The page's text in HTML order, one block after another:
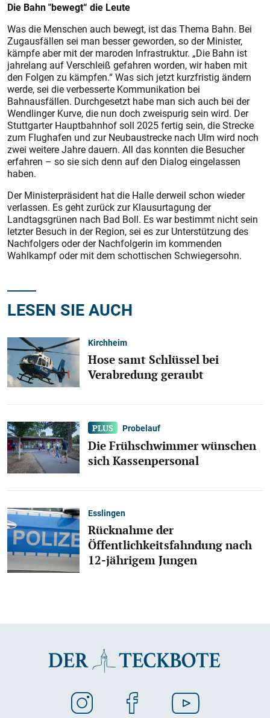
Die Bahn "bewegt“ die Leute
Was die Menschen auch bewegt, ist das Thema Bahn. Bei
Zugausfällen sei man besser geworden, so der Minister,
kämpfe aber mit der maroden Infrastruktur. „Die Bahn ist
jahrelang auf Verschleiß gefahren worden, wir haben mit
den Folgen zu kämpfen.“ Was sich jetzt kurzfristig ändern
werde, sei die verbesserte Kommunikation bei
Bahnausfällen. Durchgesetzt habe man sich auch bei der
Wendlinger Kurve, die nun doch zweispurig sein wird. Der
Stuttgarter Hauptbahnhof soll 2025 fertig sein, die Strecke
zum Flughafen und zur Neubaustrecke nach Ulm wird noch
zwei weitere Jahre dauern. All das konnten die Besucher
erfahren – so sie sich denn auf den Dialog eingelassen
haben.
Der Ministerpräsident hat die Halle derweil schon wieder
verlassen. Es geht zurück zur Klausurtagung der
Landtagsgrünen nach Bad Boll. Es war bestimmt nicht sein
letzter Besuch in der Region, sei es zur Unterstützung des
Nachfolgers oder der Nachfolgerin im kommenden
Wahlkampf oder mit dem schottischen Schwiegersohn.
LESEN SIE AUCH
Kirchheim
Hose samt Schlüssel bei
Verabredung geraubt
Probelauf
Die Frühschwimmer wünschen
sich Kassenpersonal
Esslingen
Rücknahme der
Öffentlichkeitsfahndung nach
12-jährigem Jungen